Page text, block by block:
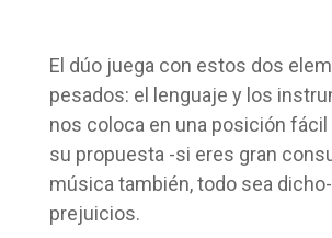
El dúo juega con estos dos
pesados: el lenguaje y los
nos coloca en una posición fácil
su propuesta -si eres gran
música también, todo sea
prejuicios.